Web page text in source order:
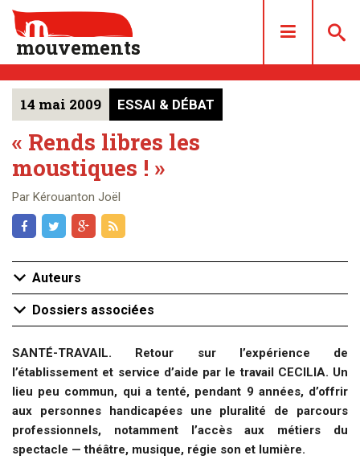
mouvements
DOSSIERS
ARTICLES
LES NUMÉROS
ACHAT/ABONNEMENT
CONTACT
14 mai 2009 ESSAI & DÉBAT
« Rends libres les
moustiques ! »
Par Kérouanton Joël
Auteurs
Dossiers associées
SANTÉ-TRAVAIL. Retour sur l’expérience de
l’établissement et service d’aide par le travail CECILIA. Un
lieu peu commun, qui a tenté, pendant 9 années, d’offrir
aux personnes handicapées une pluralité de parcours
professionnels, notamment l’accès aux métiers du
spectacle — théâtre, musique, régie son et lumière.